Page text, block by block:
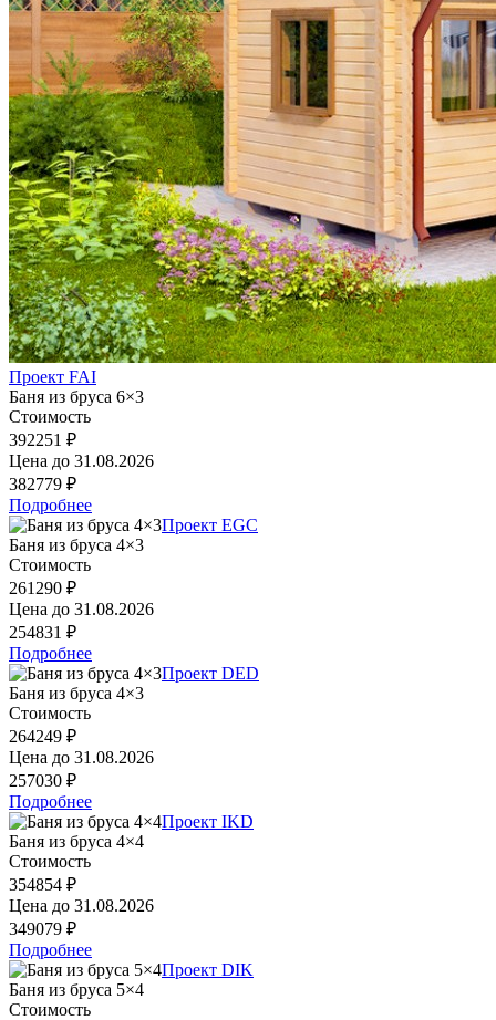
Проект FAI
Баня из бруса 6×3
Стоимость
392251 ₽
Цена до 31.08.2026
382779 ₽
Подробнее
Проект EGC
Баня из бруса 4×3
Стоимость
261290 ₽
Цена до 31.08.2026
254831 ₽
Подробнее
Проект DED
Баня из бруса 4×3
Стоимость
264249 ₽
Цена до 31.08.2026
257030 ₽
Подробнее
Проект IKD
Баня из бруса 4×4
Стоимость
354854 ₽
Цена до 31.08.2026
349079 ₽
Подробнее
Проект DIK
Баня из бруса 5×4
Стоимость